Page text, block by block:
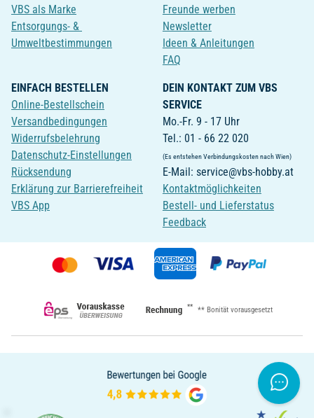
VBS als Marke
Entsorgungs- &
Umweltbestimmungen
Freunde werben
Newsletter
Ideen & Anleitungen
FAQ
EINFACH BESTELLEN
Online-Bestellschein
Versandbedingungen
Widerrufsbelehrung
Datenschutz-Einstellungen
Rücksendung
Erklärung zur Barrierefreiheit
VBS App
DEIN KONTAKT ZUM VBS
SERVICE
Mo.-Fr. 9 - 17 Uhr
Tel.: 01 - 66 22 020
(Es entstehen Verbindungskosten nach Wien)
E-Mail: service@vbs-hobby.at
Kontaktmöglichkeiten
Bestell- und Lieferstatus
Feedback
** ** Bonität vorausgesetzt